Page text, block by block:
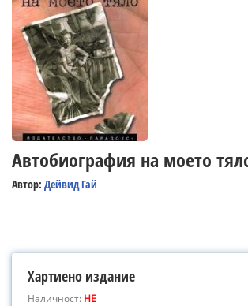
Автобиография на моето
Автор: Дейвид Гай
Хартиено издание
Наличност: НЕ